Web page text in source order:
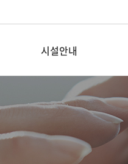
시설안내
층별안내
대관안내